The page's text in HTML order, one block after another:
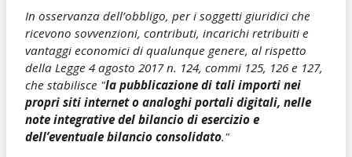
In osservanza dell’obbligo, per i soggetti giuridici che
ricevono sovvenzioni, contributi, incarichi retribuiti e
vantaggi economici di qualunque genere, al rispetto
della Legge 4 agosto 2017 n. 124, commi 125, 126 e 127,
che stabilisce "la pubblicazione di tali importi nei
propri siti internet o analoghi portali digitali, nelle
note integrative del bilancio di esercizio e
dell’eventuale bilancio consolidato."